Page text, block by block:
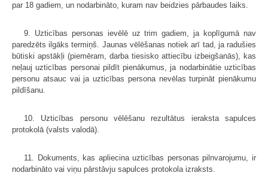
par 18 gadiem, un nodarbināto, kuram nav beidzies pārbaudes laiks.
9. Uzticības personas ievēlē uz trim gadiem, ja koplīgumā nav
paredzēts ilgāks termiņš. Jaunas vēlēšanas notiek arī tad, ja radušies
būtiski apstākļi (piemēram, darba tiesisko attiecību izbeigšanās), kas
neļauj uzticības personai pildīt pienākumus, ja nodarbinātie uzticības
personu atsauc vai ja uzticības persona nevēlas turpināt pienākumu
pildīšanu.
10. Uzticības personu vēlēšanu rezultātus ieraksta sapulces
protokolā (valsts valodā).
11. Dokuments, kas apliecina uzticības personas pilnvarojumu, ir
nodarbināto vai viņu pārstāvju sapulces protokola izraksts.